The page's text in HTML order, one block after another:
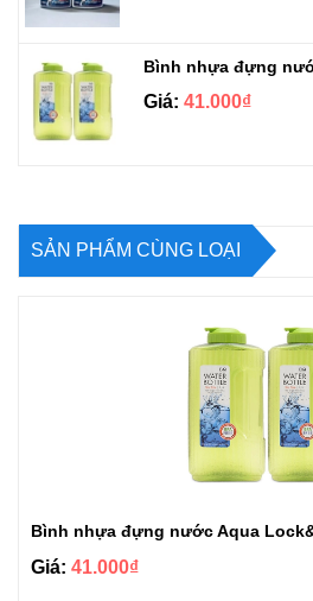
Giá: 41.000₫
SẢN PHẨM CÙNG LOẠI
Bình nhựa đựng nước Aqua
Giá: 41.000₫